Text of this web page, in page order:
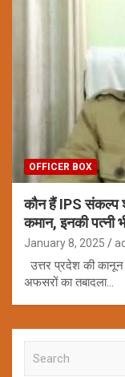
OFFICER BOX
कौन हैं IPS संकल्प
कमान, इनकी पत्नी
January 8, 2025
उत्तर प्रदेश की कानून
अफसरों का तबादला…